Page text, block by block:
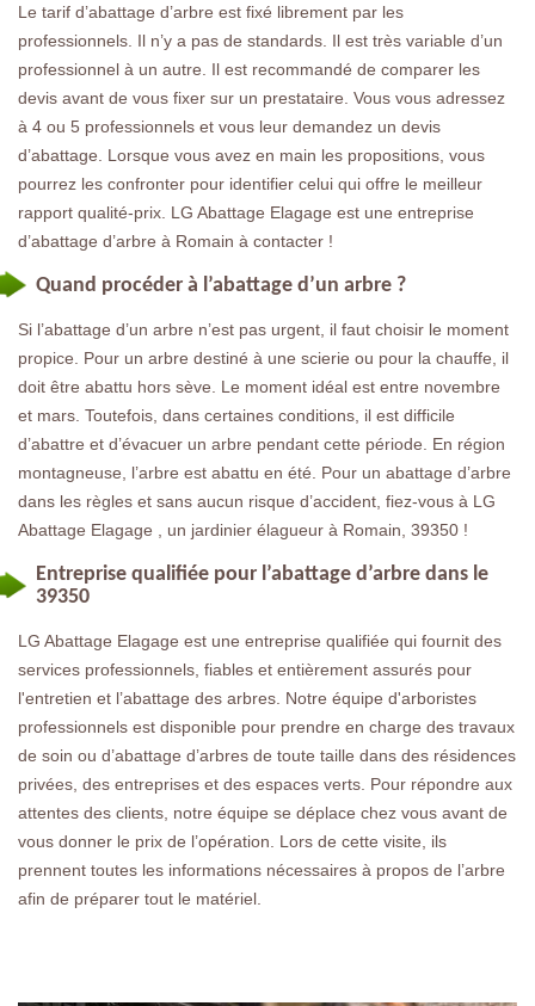
Le tarif d’abattage d’arbre est fixé librement par les
professionnels. Il n’y a pas de standards. Il est très variable d’un
professionnel à un autre. Il est recommandé de comparer les
devis avant de vous fixer sur un prestataire. Vous vous adressez
à 4 ou 5 professionnels et vous leur demandez un devis
d’abattage. Lorsque vous avez en main les propositions, vous
pourrez les confronter pour identifier celui qui offre le meilleur
rapport qualité-prix. LG Abattage Elagage est une entreprise
d’abattage d’arbre à Romain à contacter !
Quand procéder à l’abattage d’un arbre ?
Si l’abattage d’un arbre n’est pas urgent, il faut choisir le moment
propice. Pour un arbre destiné à une scierie ou pour la chauffe, il
doit être abattu hors sève. Le moment idéal est entre novembre
et mars. Toutefois, dans certaines conditions, il est difficile
d’abattre et d’évacuer un arbre pendant cette période. En région
montagneuse, l’arbre est abattu en été. Pour un abattage d’arbre
dans les règles et sans aucun risque d’accident, fiez-vous à LG
Abattage Elagage , un jardinier élagueur à Romain, 39350 !
Entreprise qualifiée pour l’abattage d’arbre dans le
39350
LG Abattage Elagage est une entreprise qualifiée qui fournit des
services professionnels, fiables et entièrement assurés pour
l'entretien et l’abattage des arbres. Notre équipe d'arboristes
professionnels est disponible pour prendre en charge des travaux
de soin ou d’abattage d’arbres de toute taille dans des résidences
privées, des entreprises et des espaces verts. Pour répondre aux
attentes des clients, notre équipe se déplace chez vous avant de
vous donner le prix de l’opération. Lors de cette visite, ils
prennent toutes les informations nécessaires à propos de l’arbre
afin de préparer tout le matériel.